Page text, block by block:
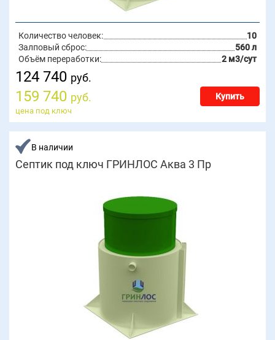
Количество человек:
10
Залповый сброс:
560 л
Объём переработки:
2 м3/сут
124 740 руб.
159 740 руб. Купить
цена под ключ
В наличии
Септик под ключ ГРИНЛОС Аква 3 Пр